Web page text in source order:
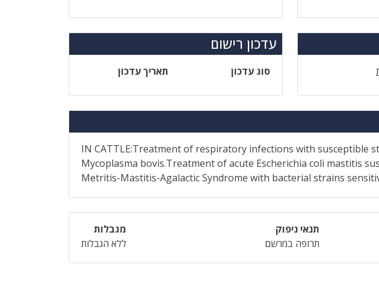
עדכון רישום
סוג עדכון תאריך עדכון
IN CATTLE:Treatment of respiratory infections with susceptible
Mycoplasma bovis.Treatment of acute Escherichia coli mastitis
Metritis-Mastitis-Agalactic Syndrome with bacterial strains
תנאי ניפוק
תרופה במרשם
מגבלות
ללא הגבלות